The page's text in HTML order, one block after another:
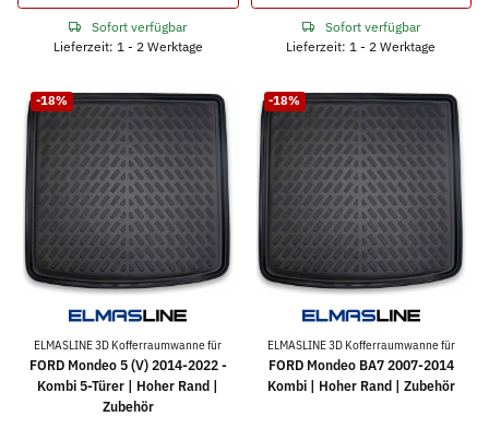
Sofort verfügbar
Lieferzeit: 1 - 2 Werktage
Sofort verfügbar
Lieferzeit: 1 - 2 Werktage
-18%
ELMASLINE 3D Kofferraumwanne für
FORD Mondeo 5 (V) 2014-2022 -
Kombi 5-Türer | Hoher Rand |
Zubehör
-18%
ELMASLINE 3D Kofferraumwanne für
FORD Mondeo BA7 2007-2014
Kombi | Hoher Rand | Zubehör